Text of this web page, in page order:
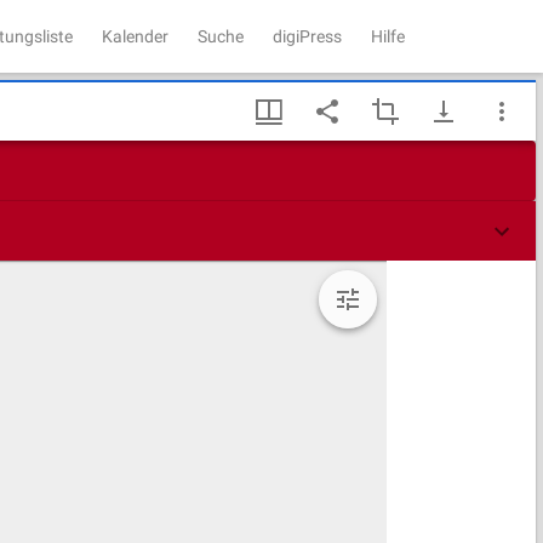
Kalender Suche digiPress Hilfe